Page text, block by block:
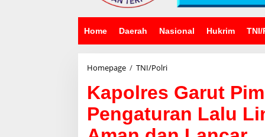
Home Daerah Nasional Hukrim TNI/
Homepage / TNI/PolriKapolres
Pimpin
Pengamanan
dan
Pengaturan
Lalu
Kapolres Garut
Pengaturan Lalu